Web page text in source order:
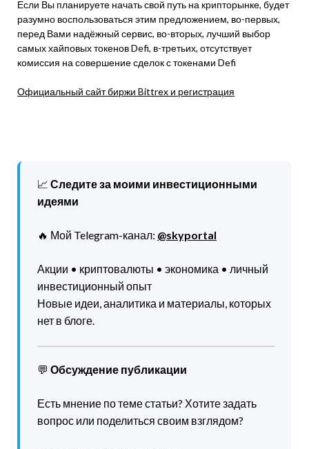
Если Вы планируете начать свой путь на крипторынке, будет
разумно воспользоваться этим предложением, во-первых,
перед Вами надёжный сервис, во-вторых, лучший выбор
самых хайповых токенов Defi, в-третьих, отсутствует
комиссия на совершение сделок с токенами Defi
Официальный сайт биржи Bittrex и регистрация
📈 Следите за моими инвестиционными
идеями
🔥 Мой Telegram-канал: @skyportal
Акции • криптовалюты • экономика • личный
инвестиционный опыт
Новые идеи, аналитика и материалы, которых
нет в блоге.
💬 Обсуждение публикации
Есть мнение по теме статьи? Хотите задать
вопрос или поделиться своим взглядом?